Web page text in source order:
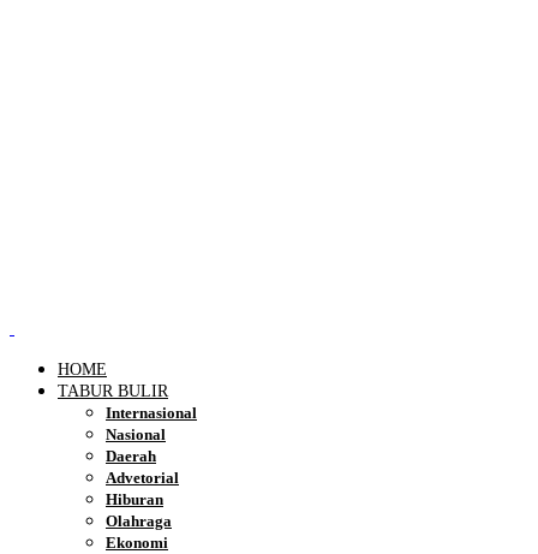
HOME
TABUR BULIR
Internasional
Nasional
Daerah
Advetorial
Hiburan
Olahraga
Ekonomi